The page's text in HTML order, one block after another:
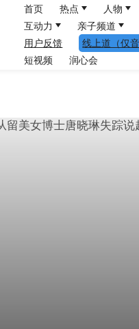
首页 热点 人物
互动力
亲子频道
用户反馈
线上道（仅音
短视频
润心会